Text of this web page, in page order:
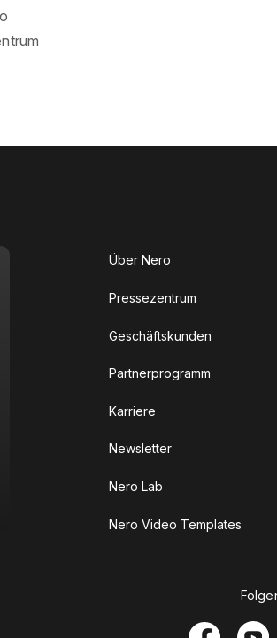
Über Nero
Pressezentrum
Geschäftskunden
Partnerprogramm
Karriere
Newsletter
Nero Lab
Nero Video Templates